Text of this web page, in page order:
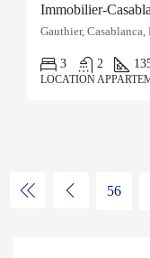
Immobilier-
Gauthier, Casablanca,
3 2
LOCATION
56